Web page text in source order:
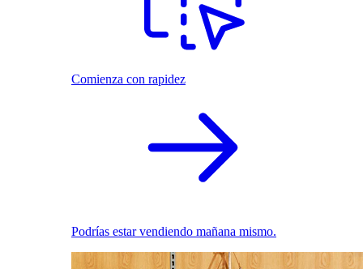
Comienza con rapidez
Podrías estar vendiendo mañana mismo.